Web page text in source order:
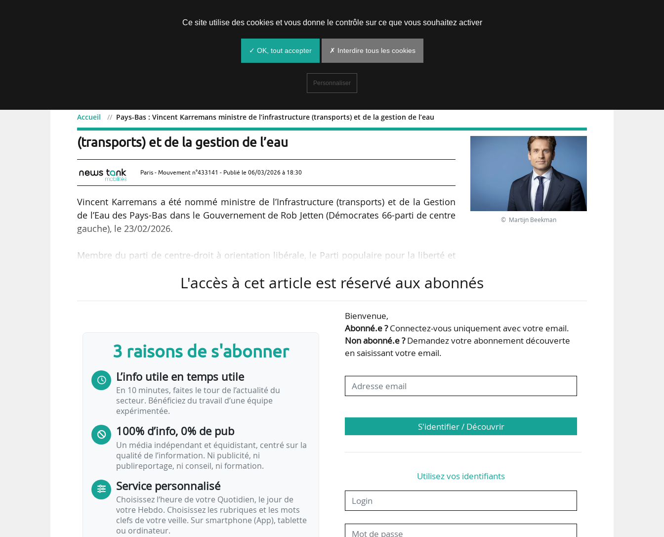
Accueil Pays-Bas : Vincent Karremans ministre de l’infrastructure (transports) et de la gestion de l’eau
Pays-Bas : Vincent Karremans ministre de l’infrastructure
(transports) et de la gestion de l’eau
Paris - Mouvement n°433141 - Publié le 06/03/2026 à 18:30
Vincent Karremans a été nommé ministre de l’Infrastructure (transports) et de la Gestion
de l’Eau des Pays-Bas dans le Gouvernement de Rob Jetten (Démocrates 66-parti de centre
gauche), le 23/02/2026.
Membre du parti de centre-droit à orientation libérale, le Parti populaire pour la liberté et
Dick Schoof (sans parti) de juin 2025 à février 2026. Avant cette nomination, il a occupé
Lors des élections législatives d’octobre 2025, Rob Jetten est arrivé en tête des suffrages
avec 16,94 % des voix (26 sièges), devant le parti populiste PVV, représenté par Geert
Wilders, qui a obtenu 16,66 % des voix également pour 26 sièges. Sans majorité au
© Martijn Beekman
L'accès à cet article est réservé aux abonnés
3 raisons de s'abonner
L’info utile en temps utile
En 10 minutes, faites le tour de l’actualité du
secteur. Bénéficiez du travail d’une équipe
expérimentée.
100% d’info, 0% de pub
Un média indépendant et équidistant, centré sur la
qualité de l’information. Ni publicité, ni
publireportage, ni conseil, ni formation.
Service personnalisé
Choisissez l‘heure de votre Quotidien, le jour de
votre Hebdo. Choisissez les rubriques et les mots
clefs de votre veille. Sur smartphone (App), tablette
ou ordinateur.
Bienvenue,
Abonné.e ?Connectez-vous uniquement avec votre email.
Non abonné.e ?Demandez votre abonnement découverte
en saisissant votre email.
S'identifier / Découvrir
Utilisez vos identifiants
Ce site utilise des cookies et vous donne le contrôle sur ce que vous souhaitez activer
✓ OK, tout accepter ✗ Interdire tous les cookies
Personnaliser